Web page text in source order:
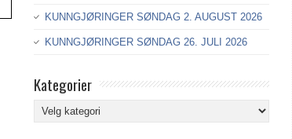
KUNNGJØRINGER SØNDAG 2. AUGUST 2026
KUNNGJØRINGER SØNDAG 26. JULI 2026
Kategorier
Kategorier